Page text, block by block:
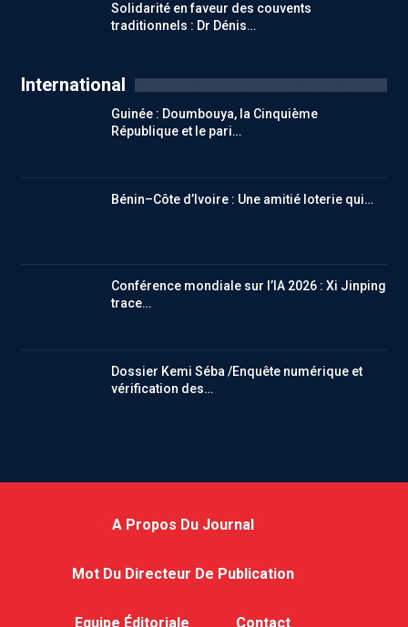
Solidarité en faveur des couvents
traditionnels : Dr Dénis…
International
Guinée : Doumbouya, la Cinquième
République et le pari…
Bénin–Côte d’Ivoire : Une amitié loterie qui…
Conférence mondiale sur l’IA 2026 : Xi Jinping
trace…
Dossier Kemi Séba /Enquête numérique et
vérification des…
A Propos Du Journal
Mot Du Directeur De Publication
Equipe Éditoriale Contact